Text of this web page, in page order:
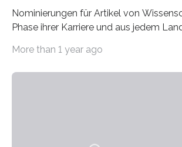
Nominierungen für Artikel von
Phase ihrer Karriere und aus jedem
Leben gerufen, um die
More than 1 year ago